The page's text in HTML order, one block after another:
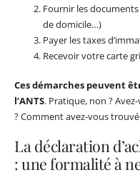
Fournir les
de domicile…)
Payer les taxes
Recevoir votre carte
Ces démarches peuvent
l’ANTS. Pratique, non ?
? Comment avez-vous
La déclaration
: une formalité à